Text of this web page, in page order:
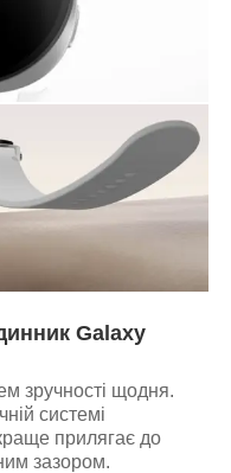
Galaxy
зручності щодня.
системі
прилягає до
зазором.